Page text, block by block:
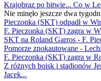
Krajobraz po bitwie... Co w
Nie minęło jeszcze dwa
Pieczonka (SKT) odpadł w
F. Pieczonka (SKT) zagra w
SKT na Roland Garros - F.
Pomorze znokautowane -
F. Pieczonka (SKT) zagra w
Z różnych boisk i stadionów
Jacek...